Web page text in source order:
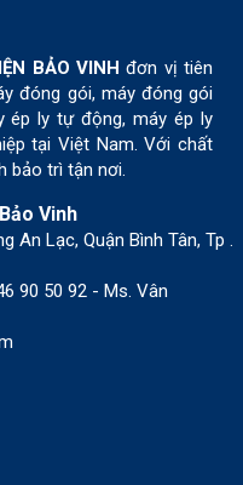
BẢO VINH đơn vị tiên
đóng gói, máy đóng gói
ép ly tự động, máy ép ly
tại Việt Nam. Với chất
bảo trì tận nơi.
Vinh
An Lạc, Quận Bình Tân, Tp .
90 50 92 - Ms. Vân